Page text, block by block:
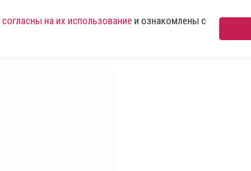
согласны на их использование и ознакомлены с